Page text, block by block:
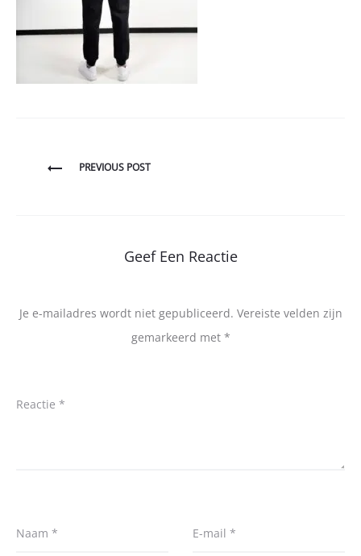
BerichtPREVIOUS POST
Geef Een Reactie
Je e-mailadres wordt niet gepubliceerd. Vereiste velden zijn
gemarkeerd met *
Reactie *
Naam * E-mail *